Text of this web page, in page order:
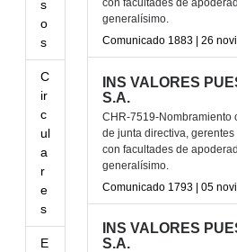
s
o
s
C
ir
c
ul
a
r
e
s
E
con facultades de
generalísimo.
Comunicado 1883 | 26
INS VALORES
S.A.
CHR-7519-Nombramiento
de junta directiva,
con facultades de
generalísimo.
Comunicado 1793 | 05
INS VALORES
S.A.